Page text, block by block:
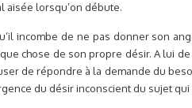
aisée lorsqu’on débute.
incombe de ne pas donner son
chose de son propre désir. A lui
de répondre à la demande du
du désir inconscient du sujet qui